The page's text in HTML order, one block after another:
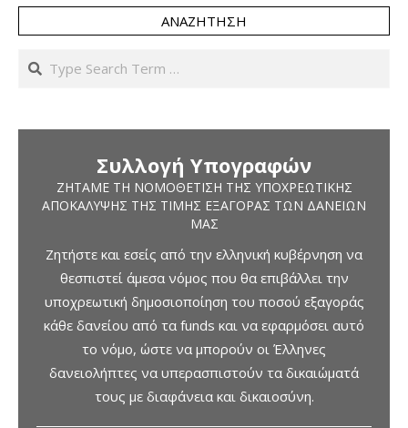
ΑΝΑΖΉΤΗΣΗ
Search
Συλλογή Υπογραφών
ΖΗΤΆΜΕ ΤΗ ΝΟΜΟΘΈΤΙΣΗ ΤΗΣ ΥΠΟΧΡΕΩΤΙΚΉΣ
ΑΠΟΚΆΛΥΨΗΣ ΤΗΣ ΤΙΜΉΣ ΕΞΑΓΟΡΆΣ ΤΩΝ ΔΑΝΕΊΩΝ
ΜΑΣ
Ζητήστε και εσείς από την ελληνική κυβέρνηση να
θεσπιστεί άμεσα νόμος που θα επιβάλλει την
υποχρεωτική δημοσιοποίηση του ποσού εξαγοράς
κάθε δανείου από τα funds και να εφαρμόσει αυτό
το νόμο, ώστε να μπορούν οι Έλληνες
δανειολήπτες να υπερασπιστούν τα δικαιώματά
τους με διαφάνεια και δικαιοσύνη.